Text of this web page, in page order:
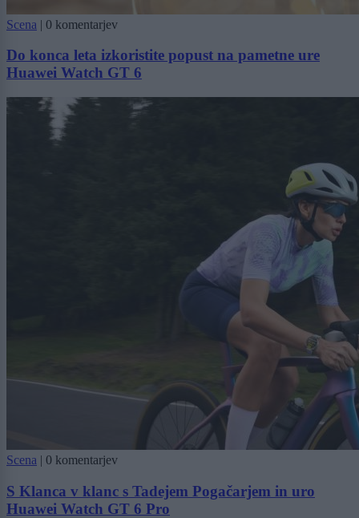
Scena | 0 komentarjev
Do konca leta izkoristite popust na pametne ure
Huawei Watch GT 6
Scena | 0 komentarjev
S Klanca v klanc s Tadejem Pogačarjem in uro
Huawei Watch GT 6 Pro